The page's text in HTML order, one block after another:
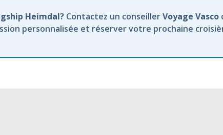
Heimdal?Contactez un conseillerVoyage Vasco
personnalisée et réserver votre prochaine